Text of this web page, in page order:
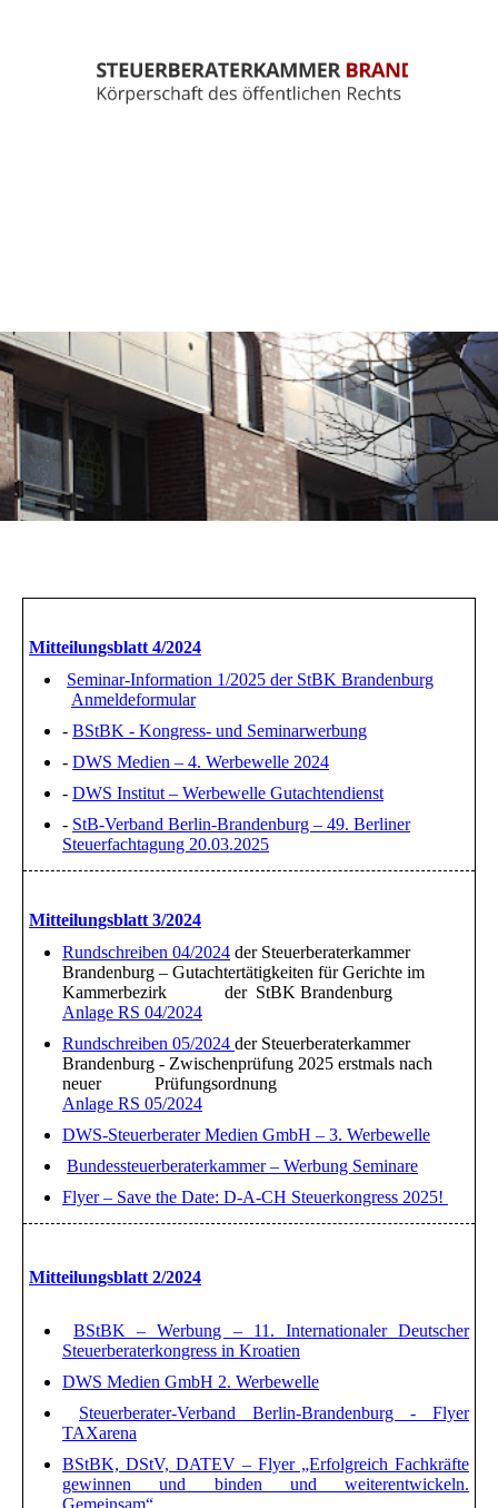
Mitteilungsblatt 4/2024
Seminar-Information 1/2025 der StBK Brandenburg
Anmeldeformular
- BStBK - Kongress- und Seminarwerbung
- DWS Medien – 4. Werbewelle 2024
- DWS Institut – Werbewelle Gutachtendienst
- StB-Verband Berlin-Brandenburg – 49. Berliner
Steuerfachtagung 20.03.2025
Mitteilungsblatt 3/2024
Rundschreiben 04/2024 der Steuerberaterkammer
Brandenburg – Gutachtertätigkeiten für Gerichte im
Kammerbezirk der StBK Brandenburg
Anlage RS 04/2024
Rundschreiben 05/2024 der Steuerberaterkammer
Brandenburg - Zwischenprüfung 2025 erstmals nach
neuer Prüfungsordnung
Anlage RS 05/2024
DWS-Steuerberater Medien GmbH – 3. Werbewelle
Bundessteuerberaterkammer – Werbung Seminare
Flyer – Save the Date: D-A-CH Steuerkongress 2025!
Mitteilungsblatt 2/2024
BStBK – Werbung – 11. Internationaler Deutscher
Steuerberaterkongress in Kroatien
DWS Medien GmbH 2. Werbewelle
Steuerberater-Verband Berlin-Brandenburg - Flyer
TAXarena
BStBK, DStV, DATEV – Flyer „Erfolgreich Fachkräfte
gewinnen und binden und weiterentwickeln.
Gemeinsam“